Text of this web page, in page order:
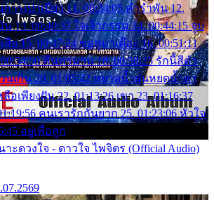
ารเปาเปียว 11. 00:34:05 คำรำพัน 12.
13. 00:40:37 ใจเจ้ากรรม 14. 00:44:15 จูบ
ย 15. 00:47:24 ขอสูมาเต๊อะ 16. 00:51:11
คืนทรมาน 18. 00:58:25 รักนี้สีดำ
วนเกิน 20. 01:05:42 หยาดน้ำฝนหยดน้ำตา
ลือเพียงฝัน 22. 01:13:26 เขา 23. 01:16:37
คนเรารักกันยาก 25. 01:23:06 หัวใจ
อยู่เพื่อลูก
าะดวงใจ - ดาวใจ ไพจิตร (Official Audio)